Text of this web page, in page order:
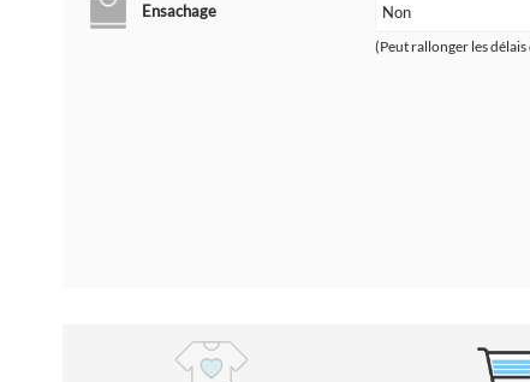
Ensachage
(Peut rallonger les